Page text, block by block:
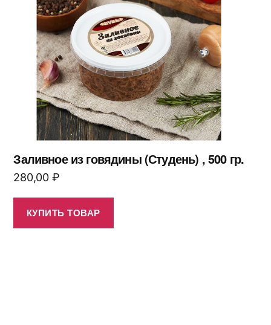
Заливное из говядины (Студень) , 500 гр.
280,00 ₽
КУПИТЬ ТОВАР